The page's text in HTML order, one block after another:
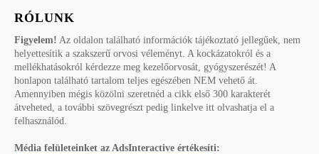
RÓLUNK
Figyelem! Az oldalon található információk tájékoztató jellegűek, nem
helyettesítik a szakszerű orvosi véleményt. A kockázatokról és a
mellékhatásokról kérdezze meg kezelőorvosát, gyógyszerészét! A
honlapon található tartalom teljes egészében NEM vehető át.
Amennyiben mégis közölni szeretnéd a cikk első 300 karakterét
átveheted, a további szövegrészt pedig linkelve itt olvashatja el a
felhasználód.
Média felületeinket az AdsInteractive értékesíti: